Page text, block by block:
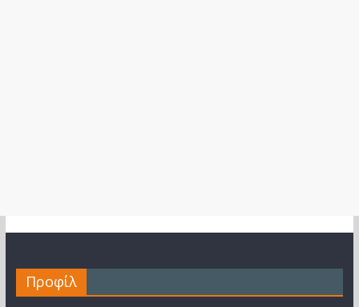
Προφίλ